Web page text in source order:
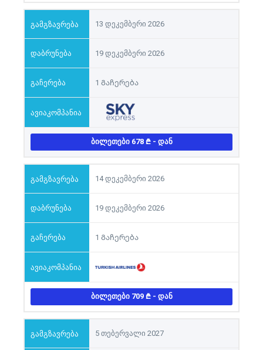
13 დეკემბერი 2026
19 დეკემბერი 2026
1 Გაჩერება
ᲑᲘᲚᲔᲗᲔᲑᲘ 678 - ᲓᲐᲜ
14 დეკემბერი 2026
19 დეკემბერი 2026
1 Გაჩერება
ᲑᲘᲚᲔᲗᲔᲑᲘ 709 - ᲓᲐᲜ
5 თებერვალი 2027